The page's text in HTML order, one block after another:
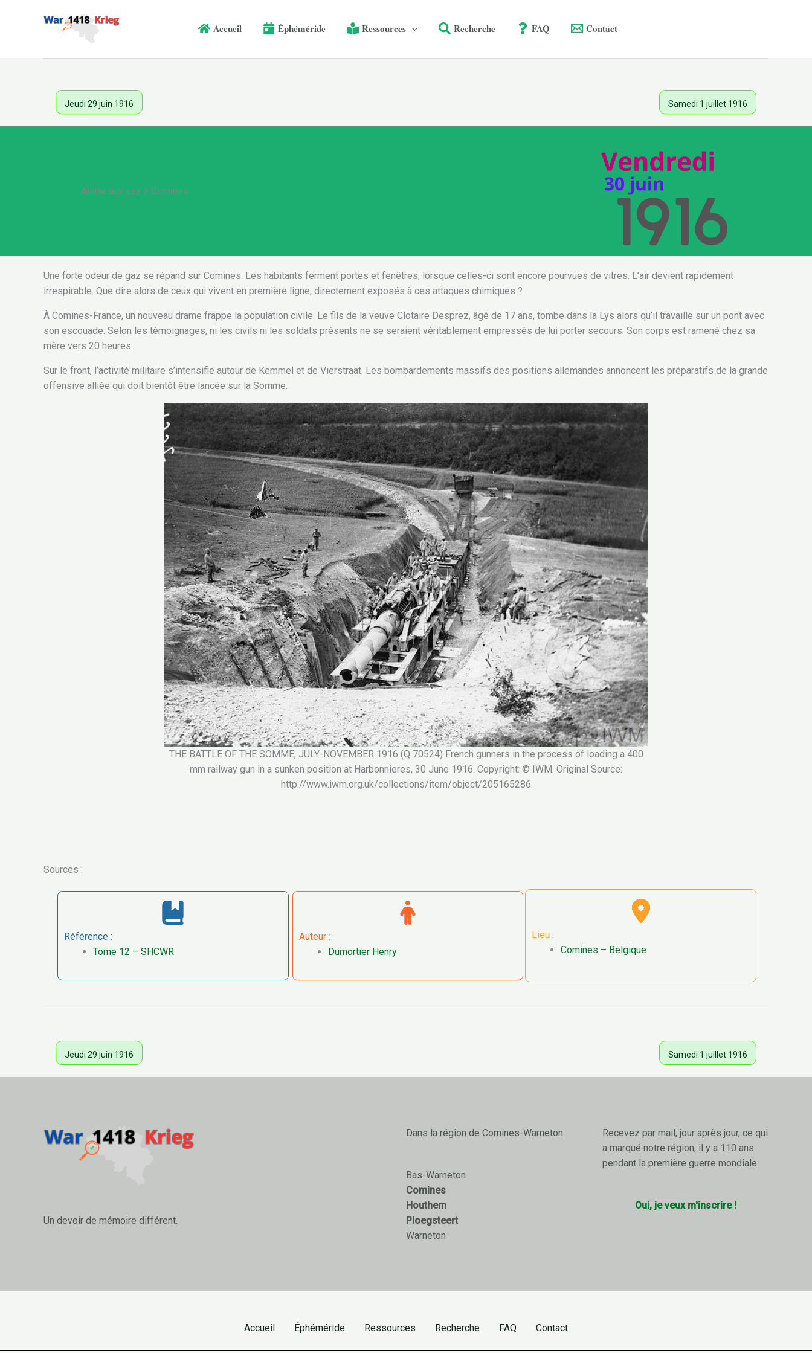
Accueil Éphéméride Ressources Recherche FAQ Contact
Jeudi 29 juin 1916 Samedi 1 juillet 1916
Alerte aux gaz à Comines
Une forte odeur de gaz se répand sur Comines. Les habitants ferment portes et fenêtres, lorsque celles-ci sont encore pourvues de vitres. L’air devient rapidement
irrespirable. Que dire alors de ceux qui vivent en première ligne, directement exposés à ces attaques chimiques ?
À Comines-France, un nouveau drame frappe la population civile. Le fils de la veuve Clotaire Desprez, âgé de 17 ans, tombe dans la Lys alors qu’il travaille sur un pont avec
son escouade. Selon les témoignages, ni les civils ni les soldats présents ne se seraient véritablement empressés de lui porter secours. Son corps est ramené chez sa
mère vers 20 heures.
Sur le front, l’activité militaire s’intensifie autour de Kemmel et de Vierstraat. Les bombardements massifs des positions allemandes annoncent les préparatifs de la grande
offensive alliée qui doit bientôt être lancée sur la Somme.
THE BATTLE OF THE SOMME, JULY-NOVEMBER 1916 (Q 70524) French gunners in the process of loading a 400
mm railway gun in a sunken position at Harbonnieres, 30 June 1916. Copyright: © IWM. Original Source:
http://www.iwm.org.uk/collections/item/object/205165286
Sources :
Référence :
Tome 12 – SHCWR
Auteur :
Dumortier Henry
Lieu :
Comines – Belgique
Jeudi 29 juin 1916 Samedi 1 juillet 1916
Un devoir de mémoire différent.
Dans la région de Comines-Warneton
Bas-Warneton
Comines
Houthem
Ploegsteert
Warneton
Recevez par mail, jour après jour, ce qui
a marqué notre région, il y a 110 ans
pendant la première guerre mondiale.
Oui, je veux m'inscrire !
Accueil Éphéméride Ressources Recherche FAQ Contact